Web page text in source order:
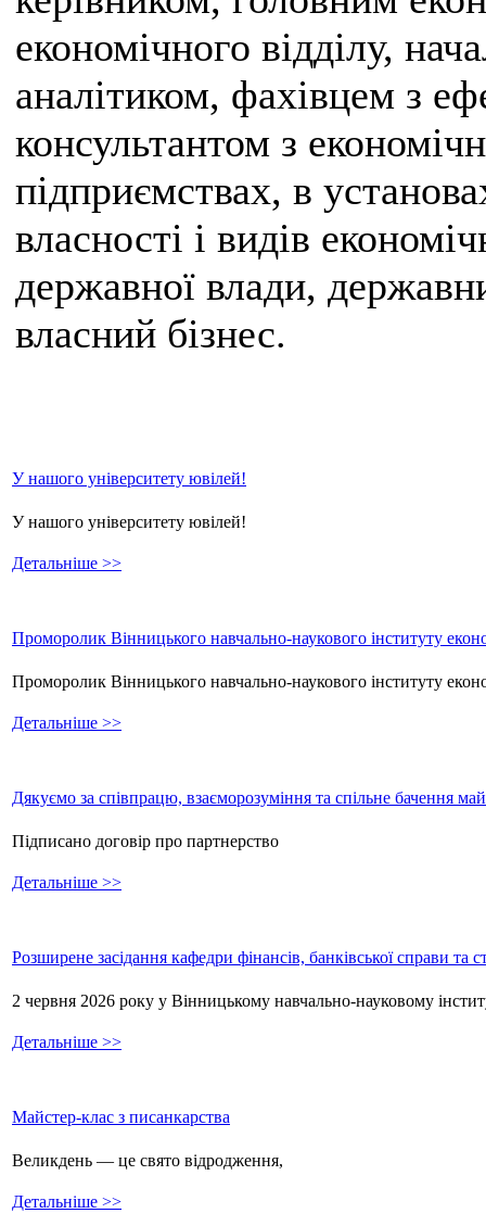
економічного відділу,
аналітиком, фахівцем з
консультантом з
підприємствах, в
власності і видів
державної влади,
власний бізнес.
У нашого університету ювілей!
У нашого університету ювілей!
Детальніше >>
Проморолик Вінницького навчально-наукового інституту
Проморолик Вінницького навчально-наукового інституту
Детальніше >>
Дякуємо за співпрацю, взаєморозуміння та спільне бачення
Підписано договір про партнерство
Детальніше >>
Розширене засідання кафедри фінансів, банківської справи та
2 червня 2026 року у Вінницькому навчально-науковому
Детальніше >>
Майстер-клас з писанкарства
Великдень — це свято відродження,
Детальніше >>